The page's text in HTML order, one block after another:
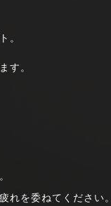
。
す。
れを委ねてください。